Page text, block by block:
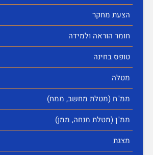
הצעת מחקר
חומר הוראה ולמידה
טופס בחינה
מטלה
ממ"ח (מטלת מחשב, ממח)
ממ"ן (מטלת מנחה, ממן)
מצגת